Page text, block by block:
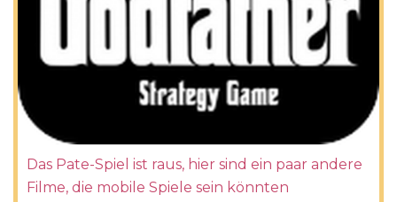
Das Pate-Spiel ist raus, hier sind ein paar andere
Filme, die mobile Spiele sein könnten